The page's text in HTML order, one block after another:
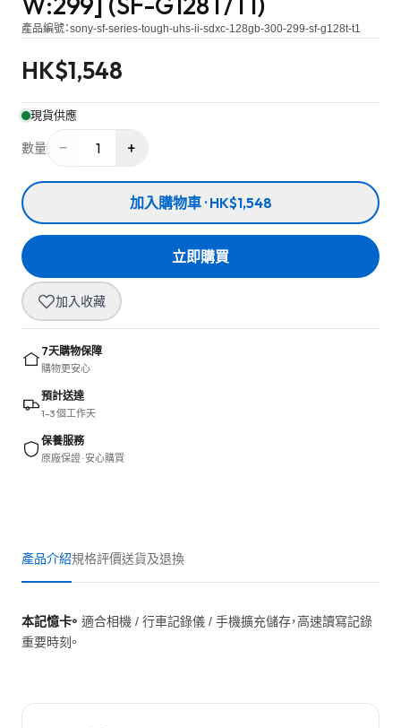
產品編號：sony-sf-series-tough-uhs-ii-sdxc-128gb-300-299-sf-g128t-t1
HK$1,548
現貨供應
數量 − 1 +
加入購物車 · HK$1,548
立即購買
加入收藏
7天購物保障
購物更安心
預計送達
1–3 個工作天
保養服務
原廠保證 · 安心購買
產品介紹規格評價送貨及退換
本記憶卡。 適合相機 / 行車記錄儀 / 手機擴充儲存，高速讀寫記錄
重要時刻。